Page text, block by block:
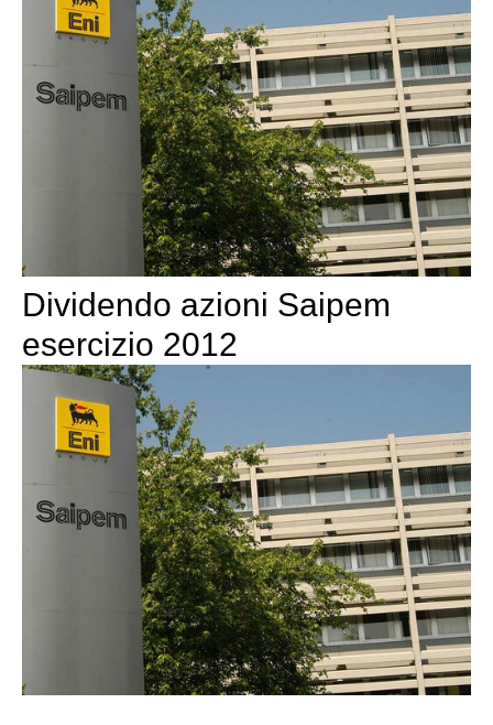
Dividendo azioni Saipem
esercizio 2012